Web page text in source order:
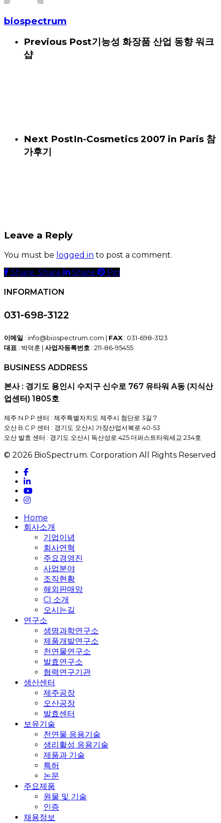
biospectrum
Previous Post기능성 화장품 산업 동향 워크
샵
Next PostIn-Cosmetics 2007 in Paris 참
가후기
Leave a Reply
You must be logged in to post a comment.
Share
Share Share Share Pin
INFORMATION
031-698-3122
이메일 : info@biospectrum.com | FAX: 031-698-3123
대표 : 박덕훈 | 사업자등록번호 : 211-86-95455
BUSINESS ADDRESS
본사 : 경기도 용인시 수지구 신수로 767 유타워 A동 (지식산
업센터) 1805호
제주 N.P.P 센터 : 제주특별자치도 제주시 첨단로 3길 7
오산 B.C.P 센터 : 경기도 오산시 가장산업서북로 40-53
오산 발효 센터 : 경기도 오산시 독산성로 425 더퍼스트타워세교 234호
© 2026 BioSpectrum. Corporation All Rights Reserved
facebook
linkedin
youtube
instagram
Close
Menu
Home
회사소개
기업이념
회사연혁
주요경영진
사업분야
조직현황
해외판매망
CI 소개
오시는길
연구소
생명과학연구소
제품개발연구소
천연물연구소
발효연구소
협력연구기관
생산센터
제주공장
오산공장
발효센터
보유기술
천연물 응용기술
생리활성 응용기술
제품과 기술
특허
논문
주요제품
원물 및 기술
인증
채용정보